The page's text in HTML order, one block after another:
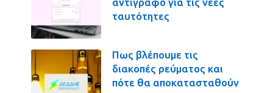
ταυτότητες
Πως βλέπουμε τις
διακοπές ρεύματος και
πότε θα αποκατασταθούν